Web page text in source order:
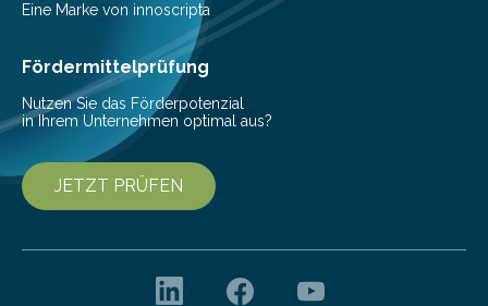
Eine Marke von innoscripta
Fördermittelprüfung
Nutzen Sie das Förderpotenzial
in Ihrem Unternehmen optimal aus?
JETZT PRÜFEN